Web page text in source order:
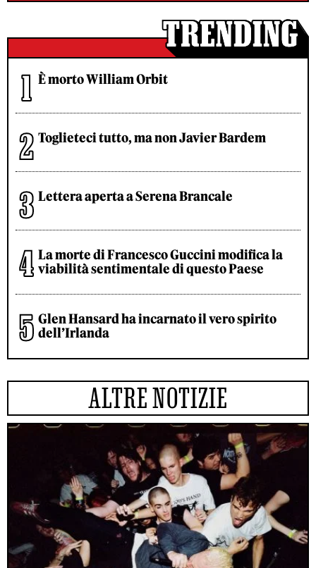
È morto William Orbit
Toglieteci tutto, ma non Javier Bardem
Lettera aperta a Serena Brancale
La morte di Francesco Guccini modifica la
viabilità sentimentale di questo Paese
Glen Hansard ha incarnato il vero spirito
dell’Irlanda
ALTRE NOTIZIE